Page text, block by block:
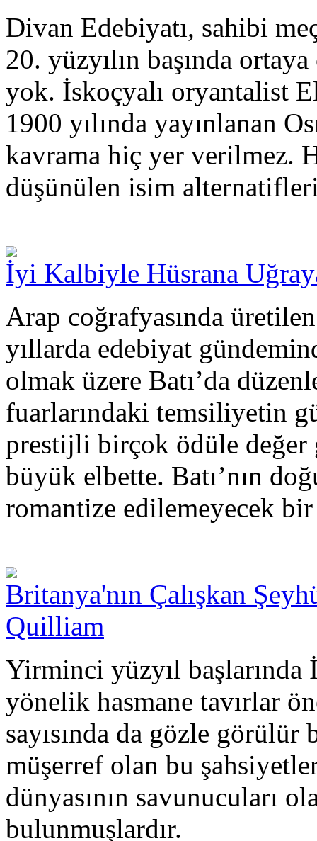
Divan Edebiyatı, sahibi
20. yüzyılın başında
yok. İskoçyalı oryantalist
1900 yılında yayınlanan
kavrama hiç yer verilmez.
düşünülen isim
İyi Kalbiyle Hüsrana
Arap coğrafyasında
yıllarda edebiyat
olmak üzere Batı’da
fuarlarındaki temsiliyetin
prestijli birçok ödüle
büyük elbette. Batı’nın
romantize edilemeyecek
Britanya'nın Çalışkan
Quilliam
Yirminci yüzyıl
yönelik hasmane tavırlar
sayısında da gözle görülür
müşerref olan bu
dünyasının savunucuları
bulunmuşlardır.